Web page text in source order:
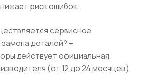
риск ошибок.
сервисное
деталей? +
действует официальная
(от 12 до 24 месяцев).